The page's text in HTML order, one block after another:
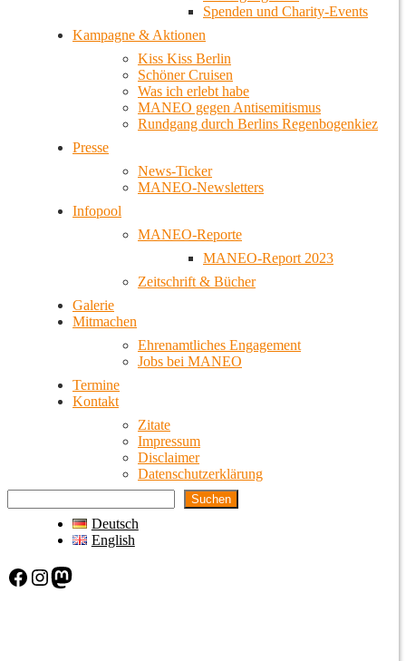
Spenden und Charity-Events
Kampagne & Aktionen
Kiss Kiss Berlin
Schöner Cruisen
Was ich erlebt habe
MANEO gegen Antisemitismus
Rundgang durch Berlins Regenbogenkiez
Presse
News-Ticker
MANEO-Newsletters
Infopool
MANEO-Reporte
MANEO-Report 2023
Zeitschrift & Bücher
Galerie
Mitmachen
Ehrenamtliches Engagement
Jobs bei MANEO
Termine
Kontakt
Zitate
Impressum
Disclaimer
Datenschutzerklärung
Suchen
Deutsch
English
Facebook Instagram Mastodon